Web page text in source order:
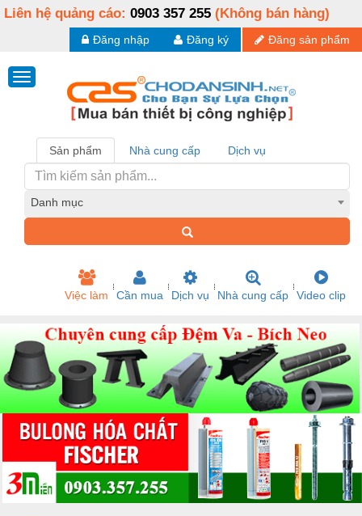
Liên hệ quảng cáo: 0903 357 255 (Không bán hàng)
Đăng sản phẩm
Đăng ký
Đăng nhập
Sản phẩm Nhà cung cấp Dịch vụ
Danh mục
Việc làm Cần mua Dịch vụ Nhà cung cấp Video clip